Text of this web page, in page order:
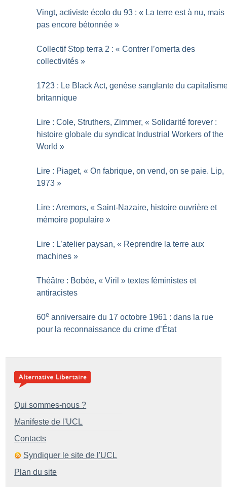
Vingt, activiste écolo du 93 : « La terre est à nu, mais
pas encore bétonnée »
Collectif Stop terra 2 : « Contrer l’omerta des
collectivités »
1723 : Le Black Act, genèse sanglante du
britannique
Lire : Cole, Struthers, Zimmer, « Solidarité forever :
histoire globale du syndicat Industrial Workers of the
World »
Lire : Piaget, « On fabrique, on vend, on se paie. Lip,
1973 »
Lire : Aremors, « Saint-Nazaire, histoire ouvrière et
mémoire populaire »
Lire : L’atelier paysan, « Reprendre la terre aux
machines »
Théâtre : Bobée, « Viril » textes féministes et
antiracistes
60e anniversaire du 17 octobre 1961 : dans la rue
pour la reconnaissance du crime d’État
Qui sommes-nous ?
Manifeste de l'UCL
Contacts
Syndiquer le site de l'UCL
Plan du site